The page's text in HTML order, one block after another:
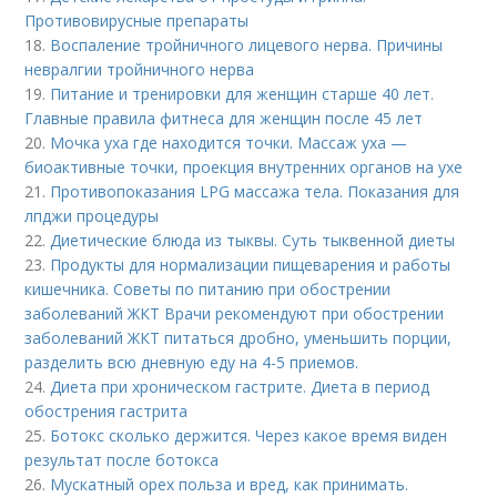
Противовирусные препараты
18. Воспаление тройничного лицевого нерва. Причины
невралгии тройничного нерва
19. Питание и тренировки для женщин старше 40 лет.
Главные правила фитнеса для женщин после 45 лет
20. Мочка уха где находится точки. Массаж уха —
биоактивные точки, проекция внутренних органов на ухе
21. Противопоказания LPG массажа тела. Показания для
лпджи процедуры
22.Диетические блюда из тыквы. Суть тыквенной диеты
23. Продукты для нормализации пищеварения и работы
кишечника. Советы по питанию при обострении
заболеваний ЖКТ Врачи рекомендуют при обострении
заболеваний ЖКТ питаться дробно, уменьшить порции,
разделить всю дневную еду на 4-5 приемов.
24.Диета при хроническом гастрите. Диета в период
обострения гастрита
25. Ботокс сколько держится. Через какое время виден
результат после ботокса
26. Мускатный орех польза и вред, как принимать.